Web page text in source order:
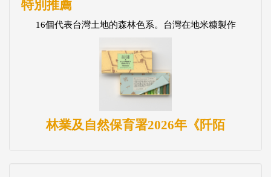
特別推薦
16個代表台灣土地的森林色系。台灣在地米糠製作
林業及自然保育署2026年《阡陌